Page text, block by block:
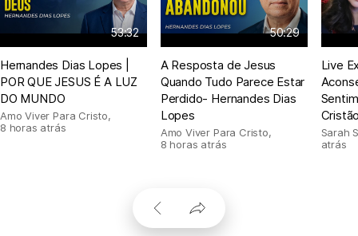
53:32
Hernandes Dias Lopes |
POR QUE JESUS É A LUZ
DO MUNDO
Amo Viver Para Cristo,
8 horas atrás
50:29
A Resposta de Jesus
Quando Tudo Parece Estar
Perdido- Hernandes Dias
Lopes
Amo Viver Para Cristo,
8 horas atrás
Live
Sarah
atrás